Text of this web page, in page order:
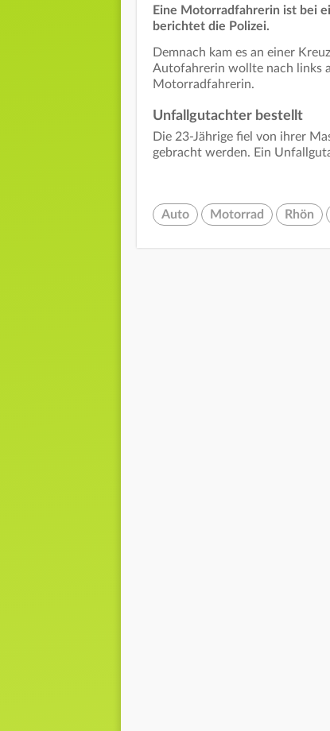
Eine Motorradfahrerin ist bei
berichtet die Polizei.
Demnach kam es an einer
Autofahrerin wollte nach links
Motorradfahrerin.
Unfallgutachter bestellt
Die 23-Jährige fiel von ihrer
gebracht werden. Ein
Auto Motorrad Rhön